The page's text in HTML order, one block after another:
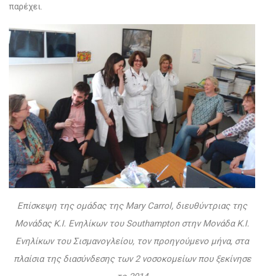
παρέχει.
Επίσκεψη της ομάδας της Mary Carrol, διευθύντριας της
Μονάδας Κ.Ι. Ενηλίκων του Southampton στην Μονάδα Κ.Ι.
Ενηλίκων του Σισμανογλείου, τον προηγούμενο μήνα, στα
πλαίσια της διασύνδεσης των 2 νοσοκομείων που ξεκίνησε